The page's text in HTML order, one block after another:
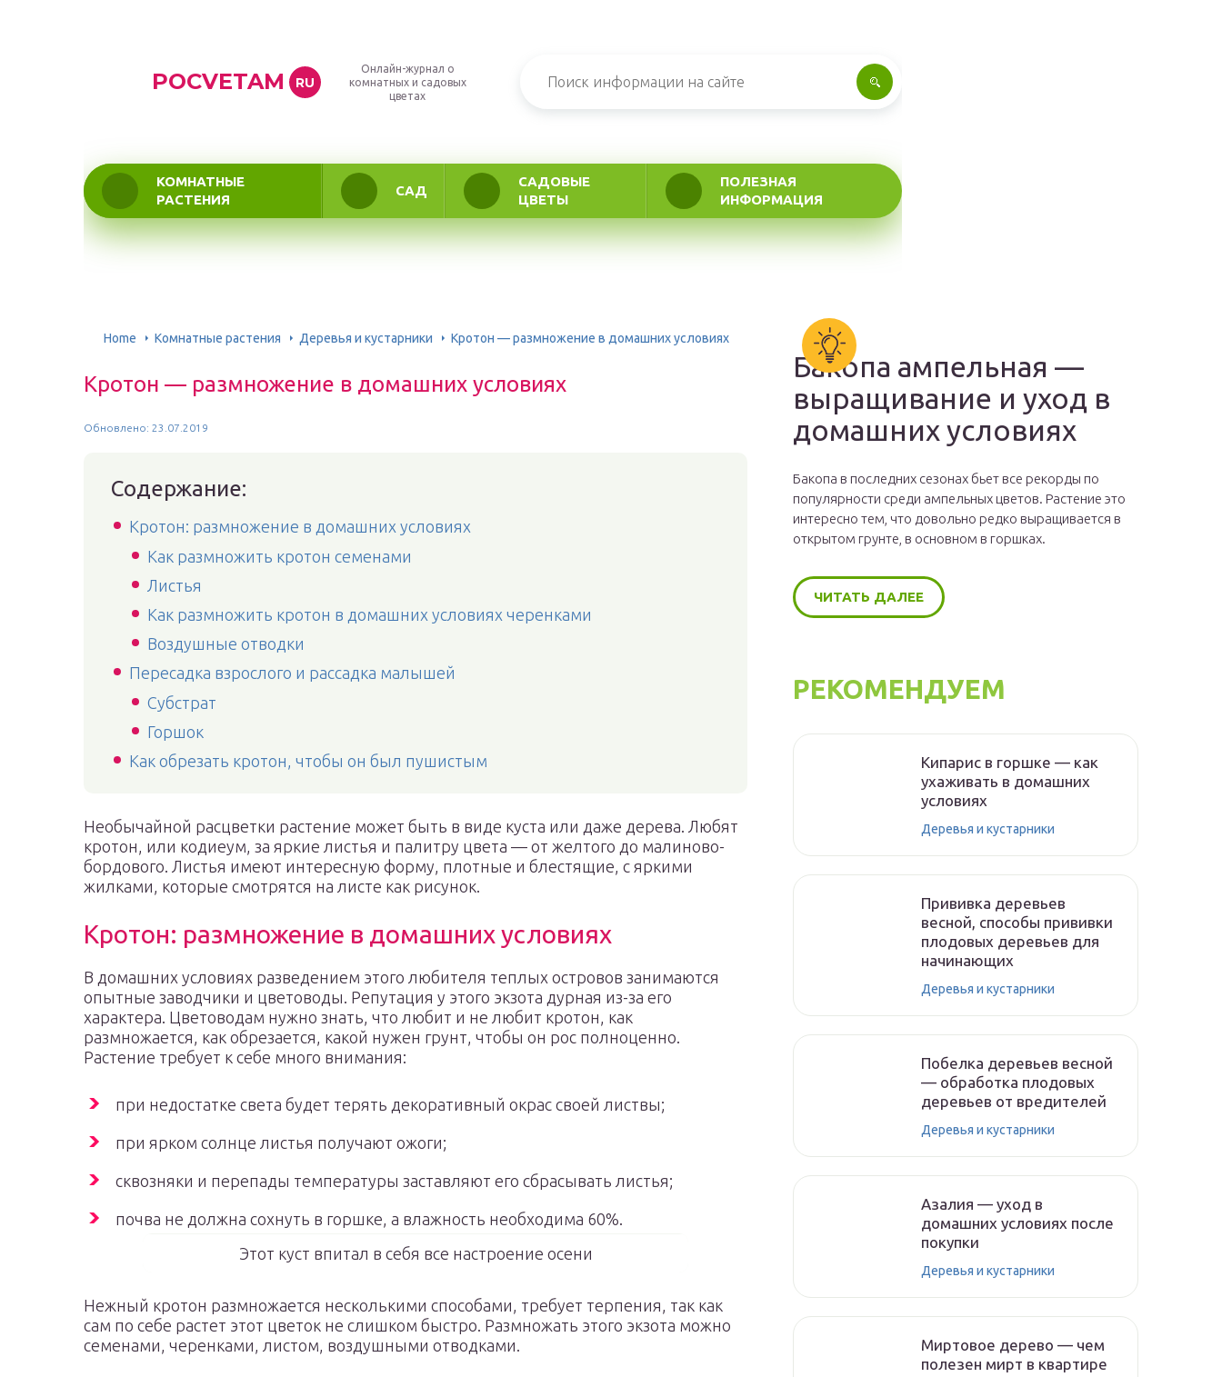
POCVETAM RU
Онлайн-журнал о
комнатных и садовых
цветах
КОМНАТНЫЕ
РАСТЕНИЯ
САД
САДОВЫЕ
ЦВЕТЫ
ПОЛЕЗНАЯ
ИНФОРМАЦИЯ
Home Комнатные растения Деревья и кустарники Кротон — размножение в домашних условиях
Кротон — размножение в домашних условиях
Обновлено: 23.07.2019
Содержание:
Кротон: размножение в домашних условиях
Как размножить кротон семенами
Листья
Как размножить кротон в домашних условиях черенками
Воздушные отводки
Пересадка взрослого и рассадка малышей
Субстрат
Горшок
Как обрезать кротон, чтобы он был пушистым
Необычайной расцветки растение может быть в виде куста или даже дерева. Любят
кротон, или кодиеум, за яркие листья и палитру цвета — от желтого до малиново-
бордового. Листья имеют интересную форму, плотные и блестящие, с яркими
жилками, которые смотрятся на листе как рисунок.
Кротон: размножение в домашних условиях
В домашних условиях разведением этого любителя теплых островов занимаются
опытные заводчики и цветоводы. Репутация у этого экзота дурная из-за его
характера. Цветоводам нужно знать, что любит и не любит кротон, как
размножается, как обрезается, какой нужен грунт, чтобы он рос полноценно.
Растение требует к себе много внимания:
при недостатке света будет терять декоративный окрас своей листвы;
при ярком солнце листья получают ожоги;
сквозняки и перепады температуры заставляют его сбрасывать листья;
почва не должна сохнуть в горшке, а влажность необходима 60%.
Этот куст впитал в себя все настроение осени
Нежный кротон размножается несколькими способами, требует терпения, так как
сам по себе растет этот цветок не слишком быстро. Размножать этого экзота можно
семенами, черенками, листом, воздушными отводками.
Бакопа ампельная —
выращивание и уход в
домашних условиях
Бакопа в последних сезонах бьет все рекорды по
популярности среди ампельных цветов. Растение это
интересно тем, что довольно редко выращивается в
открытом грунте, в основном в горшках.
ЧИТАТЬ ДАЛЕЕ
РЕКОМЕНДУЕМ
Кипарис в горшке — как
ухаживать в домашних
условиях
Деревья и кустарники
Прививка деревьев
весной, способы прививки
плодовых деревьев для
начинающих
Деревья и кустарники
Побелка деревьев весной
— обработка плодовых
деревьев от вредителей
Деревья и кустарники
Азалия — уход в
домашних условиях после
покупки
Деревья и кустарники
Миртовое дерево — чем
полезен мирт в квартире